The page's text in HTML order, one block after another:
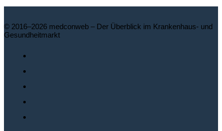
© 2016–2026 medconweb – Der Überblick im Krankenhaus- und
Gesundheitmarkt